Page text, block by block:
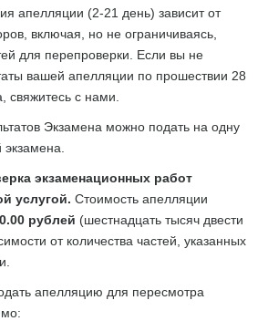
апелляции (2-21 день) зависит от
включая, но не ограничиваясь,
для перепроверки. Если вы не
вашей апелляции по прошествии 28
свяжитесь с нами.
Экзамена можно подать на одну
экзаменационных работ
услугой. Стоимость апелляции
рублей (шестнадцать тысяч двести
от количества частей, указанных
апелляцию для пересмотра